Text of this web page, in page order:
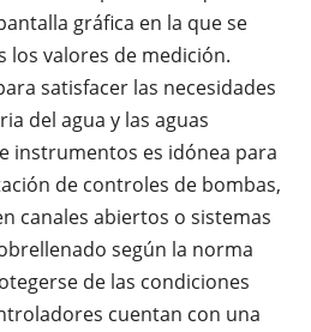
gráfica en la que se
los valores de medición.
satisfacer las necesidades
del agua y las aguas
instrumentos es idónea para
de controles de bombas,
canales abiertos o sistemas
según la norma
de las condiciones
cuentan con una